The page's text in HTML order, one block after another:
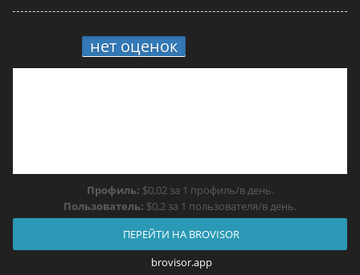
нет оценок
Профиль: $0,02 за 1 профиль/в день.
Пользователь: $0,2 за 1 пользователя/в день.
ПЕРЕЙТИ НА BROVISOR
brovisor.app